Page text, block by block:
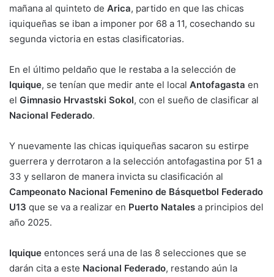
mañana al quinteto de Arica, partido en que las chicas
iquiqueñas se iban a imponer por 68 a 11, cosechando su
segunda victoria en estas clasificatorias.
En el último peldaño que le restaba a la selección de
Iquique, se tenían que medir ante el local Antofagasta en
el Gimnasio Hrvastski Sokol, con el sueño de clasificar al
Nacional Federado.
Y nuevamente las chicas iquiqueñas sacaron su estirpe
guerrera y derrotaron a la selección antofagastina por 51 a
33 y sellaron de manera invicta su clasificación al
Campeonato Nacional Femenino de Básquetbol Federado
U13 que se va a realizar en Puerto Natales a principios del
año 2025.
Iquique entonces será una de las 8 selecciones que se
darán cita a este Nacional Federado, restando aún la